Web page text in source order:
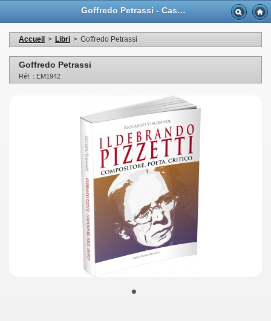
Goffredo Petrassi - Casa Musicale Eco
Accueil > Libri > Goffredo Petrassi
Goffredo Petrassi
Réf. : EM1942
•